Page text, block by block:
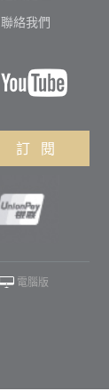
聯絡我們
訂 閱
電腦版